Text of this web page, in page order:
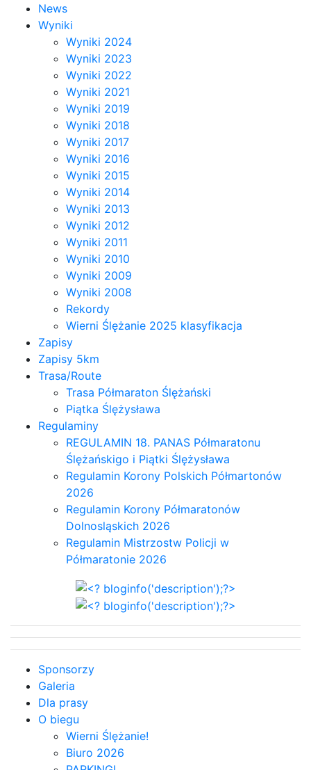
News
Wyniki
Wyniki 2024
Wyniki 2023
Wyniki 2022
Wyniki 2021
Wyniki 2019
Wyniki 2018
Wyniki 2017
Wyniki 2016
Wyniki 2015
Wyniki 2014
Wyniki 2013
Wyniki 2012
Wyniki 2011
Wyniki 2010
Wyniki 2009
Wyniki 2008
Rekordy
Wierni Ślężanie 2025 klasyfikacja
Zapisy
Zapisy 5km
Trasa/Route
Trasa Półmaraton Ślężański
Piątka Ślężysława
Regulaminy
REGULAMIN 18. PANAS Półmaratonu
Ślężańskigo i Piątki Ślężysława
Regulamin Korony Polskich Półmartonów
2026
Regulamin Korony Półmaratonów
Dolnosląskich 2026
Regulamin Mistrzostw Policji w
Półmaratonie 2026
Sponsorzy
Galeria
Dla prasy
O biegu
Wierni Ślężanie!
Biuro 2026